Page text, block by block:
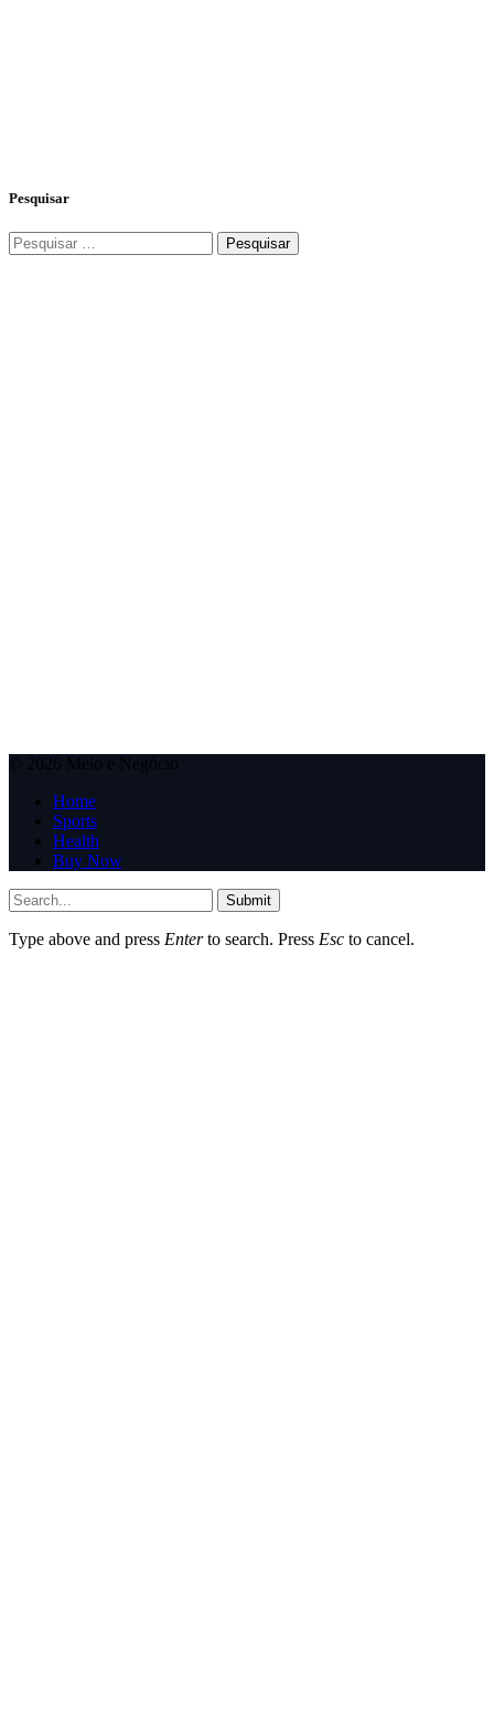
Pesquisar
Pesquisar
por:
© 2026 Meio e Negócio
Home
Sports
Health
Buy Now
Submit
Type above and press Enterto search. Press Esc to cancel.